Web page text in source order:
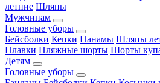
летние Шляпы
Мужчинам
Головные уборы
Бейсболки Кепки Панамы Шляпы
Плавки Пляжные шорты Шорты
Детям
Головные уборы